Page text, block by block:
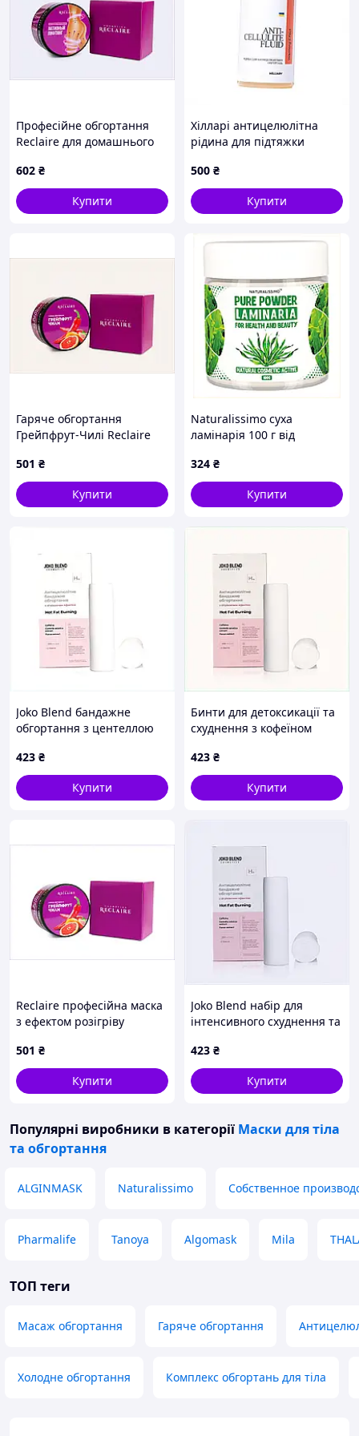
Професійне обгортання
Reclaire для домашнього
602 ₴
Купити
Хілларі антицелюлітна
рідина для підтяжки
500 ₴
Купити
Гаряче обгортання
Грейпфрут-Чилі Reclaire
501 ₴
Купити
Naturalissimo суха
ламінарія 100 г від
T2E60405H4
324 ₴
Купити
Joko Blend бандажне
обгортання з центеллою
82P538P72H
423 ₴
Купити
Бинти для детоксикації та
схуднення з кофеїном
423 ₴
Купити
Reclaire професійна маска
з ефектом розігріву
501 ₴
Купити
Joko Blend набір для
інтенсивного схуднення та
423 ₴
Купити
Популярні виробники в категорії Маски для тіла
та обгортання
ALGINMASK Naturalissimo Собственное
Pharmalife Tanoya Algomask Mila
ТОП теги
Масаж обгортання Гаряче обгортання
Холодне обгортання Комплекс обгортань для тіла